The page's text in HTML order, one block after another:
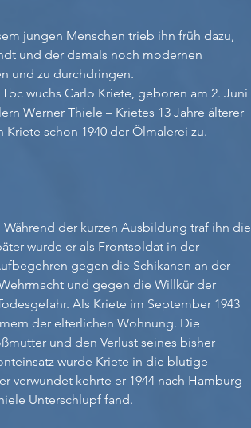
jungen Menschen trieb ihn früh dazu,
und der damals noch modernen
und zu durchdringen.
wuchs Carlo Kriete, geboren am 2. Juni
Werner Thiele – Krietes 13 Jahre älterer
Kriete schon 1940 der Ölmalerei zu.
der kurzen Ausbildung traf ihn die
wurde er als Frontsoldat in der
gegen die Schikanen an der
und gegen die Willkür der
Als Kriete im September 1943
der elterlichen Wohnung. Die
und den Verlust seines bisher
wurde Kriete in die blutige
verwundet kehrte er 1944 nach Hamburg
Unterschlupf fand.